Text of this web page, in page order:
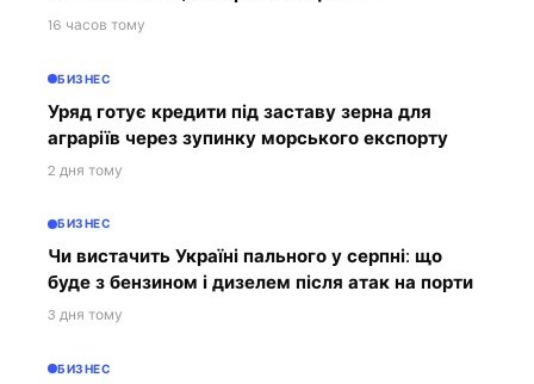
16 часов тому
БИЗНЕС
Уряд готує кредити під заставу зерна для
аграріїв через зупинку морського експорту
2 дня тому
БИЗНЕС
Чи вистачить Україні пального у серпні: що
буде з бензином і дизелем після атак на порти
3 дня тому
БИЗНЕС